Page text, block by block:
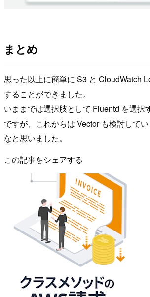
まとめ
思った以上に簡単に S3 と CloudWatch
することができました。
いままでは選択肢として Fluentd を選択
ですが、これからは Vector も検討して
なと思いました。
この記事をシェアする